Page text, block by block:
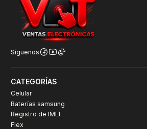
Síguenos
CATEGORÍAS
Celular
Baterías samsung
Registro de IMEI
Flex